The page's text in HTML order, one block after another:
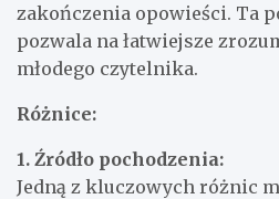
zakończenia opowieści. Ta
pozwala na łatwiejsze
młodego czytelnika.
Różnice:
1. Źródło pochodzenia:
Jedną z kluczowych różnic